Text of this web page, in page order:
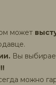
может
Вы
можно